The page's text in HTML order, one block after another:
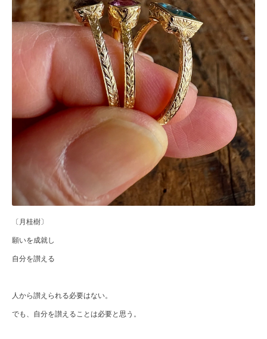
〔月桂樹〕
願いを成就し
自分を讃える
人から讃えられる必要はない。
でも、自分を讃えることは必要と思う。